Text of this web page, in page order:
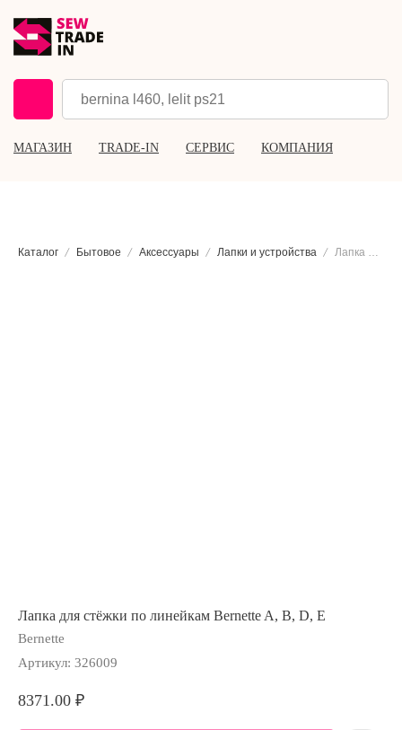
МАГАЗИН TRADE-IN СЕРВИС КОМПАНИЯ
Каталог Бытовое Аксессуары Лапки и устройства
Лапка для стёжки по линейкам Bernette A, B, D, E
Bernette
Артикул: 326009
8371.00 ₽